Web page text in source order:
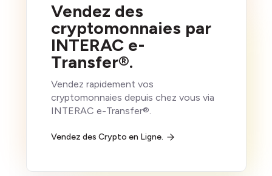
Vendez des
cryptomonnaies par
INTERAC e-
Transfer®.
Vendez rapidement vos
cryptomonnaies depuis chez vous via
INTERAC e-Transfer®.
Vendez des Crypto en Ligne.